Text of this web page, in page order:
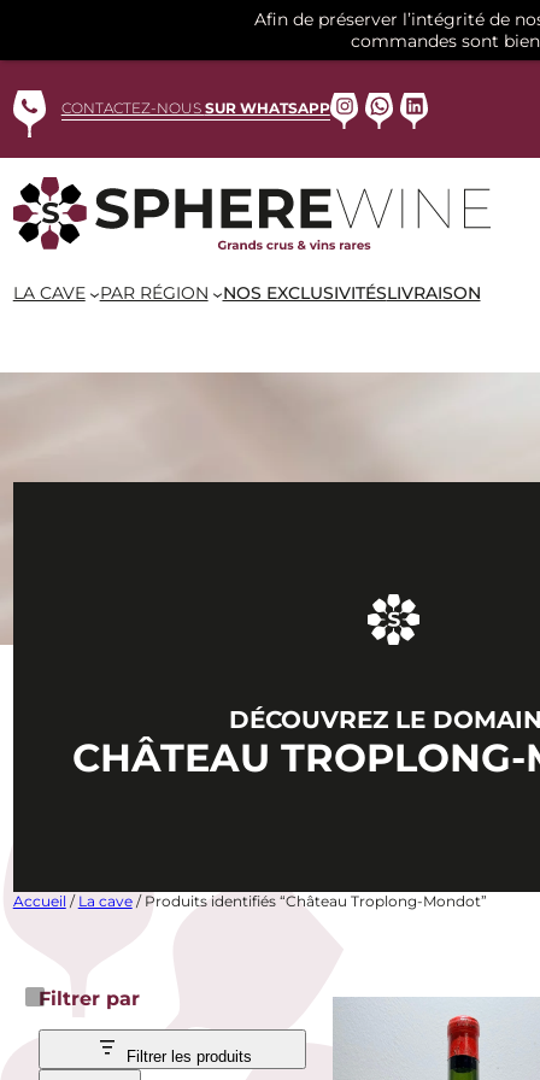
au
contenuCONTACTEZ-NOUS SUR WHATSAPPInstagram
WhatsApp
LinkedIn
LA CAVE PAR RÉGION NOS EXCLUSIVITÉSLIVRAISON
DÉCOUVREZ LE
CHÂTEAU
Accueil / La cave/ Produits identifiés “Château Troplong-Mondot”
Filtrer par
Filtrer les produits
Afin de préserver l’intégrité de
commandes sont